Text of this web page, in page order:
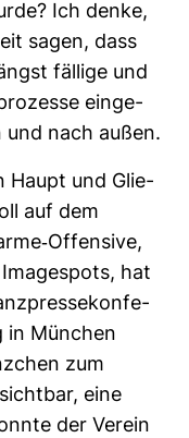
Ich denke,
sagen, dass
fäl­lige und
ein­ge­
nach außen.
Haupt und Glie­
auf dem
​Offen­sive,
hat
in Mün­chen
zum
eine
der Verein